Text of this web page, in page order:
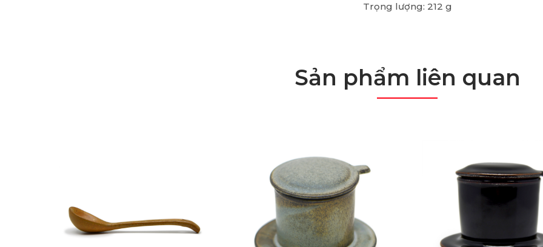
Trọng lượng: 212 g
Sản phẩm liên quan